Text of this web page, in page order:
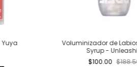
Voluminizador de
Syrup -
$100.00